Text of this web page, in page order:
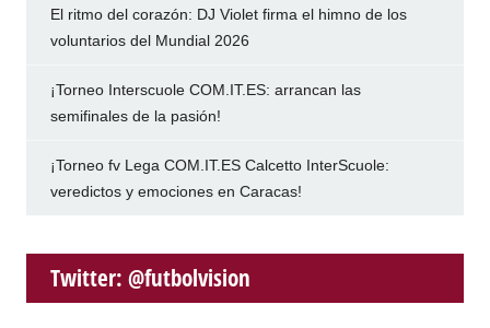
El ritmo del corazón: DJ Violet firma el himno de los
voluntarios del Mundial 2026
¡Torneo Interscuole COM.IT.ES: arrancan las
semifinales de la pasión!
¡Torneo fv Lega COM.IT.ES Calcetto InterScuole:
veredictos y emociones en Caracas!
Twitter: @futbolvision